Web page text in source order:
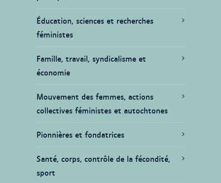
Éducation, sciences et recherches
féministes
Famille, travail, syndicalisme et
économie
Mouvement des femmes, actions
collectives féministes et autochtones
Pionnières et fondatrices
Santé, corps, contrôle de la fécondité,
sport